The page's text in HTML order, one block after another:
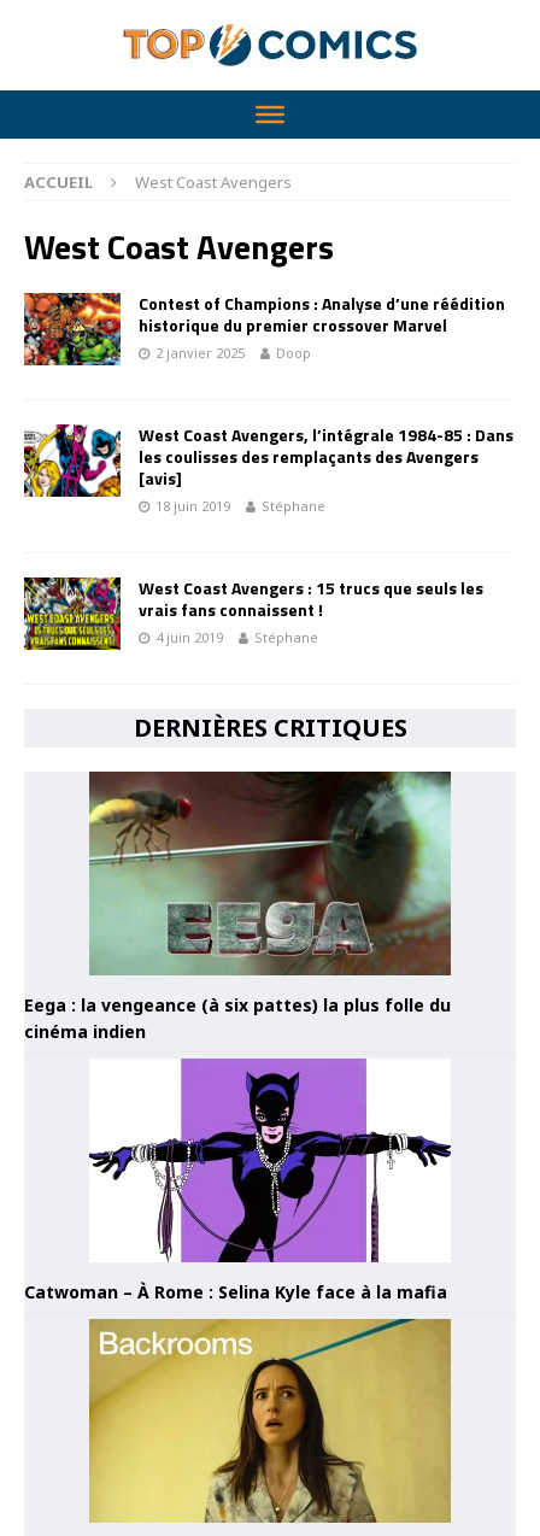
ACCUEIL West Coast Avengers
West Coast Avengers
Contest of Champions : Analyse d’une réédition
historique du premier crossover Marvel
2 janvier 2025 Doop
West Coast Avengers, l’intégrale 1984-85 : Dans
les coulisses des remplaçants des Avengers
[avis]
18 juin 2019 Stéphane
West Coast Avengers : 15 trucs que seuls les
vrais fans connaissent !
4 juin 2019 Stéphane
DERNIÈRES CRITIQUES
Eega : la vengeance (à six pattes) la plus folle du
cinéma indien
Catwoman – À Rome : Selina Kyle face à la mafia